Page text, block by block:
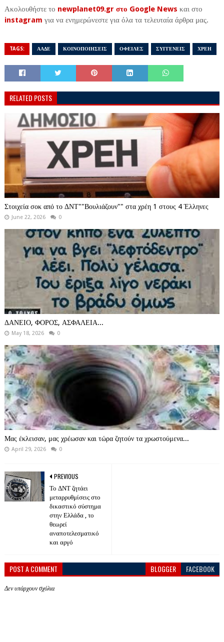
Ακολουθήστε το newplanet09.gr στο Google News και στο
instagram για να ενημερώνεστε για όλα τα τελευταία άρθρα μας.
TAGS: ΑΑΔΕ ΚΟΙΝΟΠΟΙΗΣΕΙΣ ΟΦΕΙΛΕΣ ΣΥΓΓΕΝΕΙΣ ΧΡΕΗ
RELATED POSTS
Στοιχεία σοκ από το ΔΝΤ""Βουλιάζουν"" στα χρέη 1 στους 4 Έλληνες
June 22, 2026 0
ΔΑΝΕΙΟ, ΦΟΡΟΣ, ΑΣΦΑΛΕΙΑ...
May 18, 2026 0
Μας έκλεισαν, μας χρέωσαν και τώρα ζητούν τα χρωστούμενα...
April 29, 2026 0
PREVIOUS
Το ΔΝΤ ζητάει
μεταρρυθμίσεις στο
δικαστικό σύστημα
στην Ελλάδα , το
θεωρεί
αναποτελεσματικό
και αργό
POST A COMMENT BLOGGER FACEBOOK
Δεν υπάρχουν σχόλια